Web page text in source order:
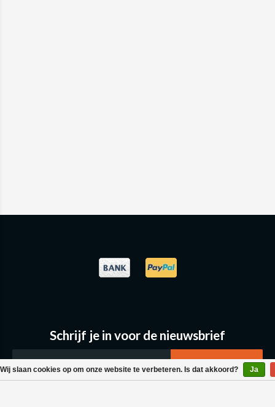
Wij slaan cookies op om onze website te verbeteren. Is dat akkoord? Ja
Schrijf je in voor de nieuwsbrief